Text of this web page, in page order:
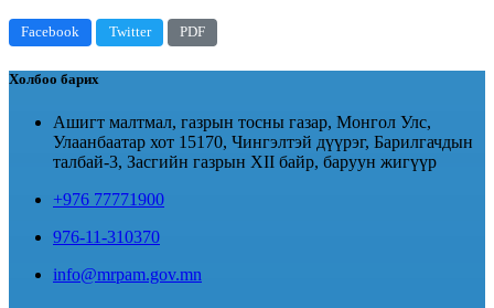
Facebook Twitter PDF
Холбоо барих
Ашигт малтмал, газрын тосны газар, Монгол Улс,
Улаанбаатар хот 15170, Чингэлтэй дүүрэг, Барилгачдын
талбай-3, Засгийн газрын XII байр, баруун жигүүр
+976 77771900
976-11-310370
info@mrpam.gov.mn